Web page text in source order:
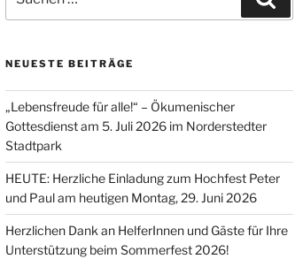
nach:
NEUESTE BEITRÄGE
„Lebensfreude für alle!“ – Ökumenischer
Gottesdienst am 5. Juli 2026 im Norderstedter
Stadtpark
HEUTE: Herzliche Einladung zum Hochfest Peter
und Paul am heutigen Montag, 29. Juni 2026
Herzlichen Dank an HelferInnen und Gäste für Ihre
Unterstützung beim Sommerfest 2026!